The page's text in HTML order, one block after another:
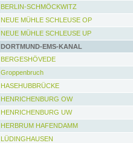
BERLIN-SCHMÖCKWITZ
NEUE MÜHLE SCHLEUSE OP
NEUE MÜHLE SCHLEUSE UP
DORTMUND-EMS-KANAL
BERGESHÖVEDE
Groppenbruch
HASEHUBBRÜCKE
HENRICHENBURG OW
HENRICHENBURG UW
HERBRUM HAFENDAMM
LÜDINGHAUSEN